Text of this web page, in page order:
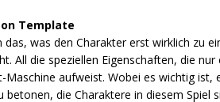
Template
das, was den Charakter erst wirklich zu
All die speziellen Eigenschaften, die nur
Maschine aufweist. Wobei es wichtig ist,
betonen, die Charaktere in diesem Spiel